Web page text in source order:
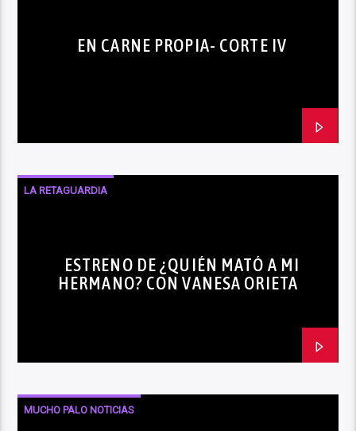
EN CARNE PROPIA- CORTE IV
LA RETAGUARDIA
ESTRENO DE ¿QUIÉN MATÓ A MI
HERMANO? CON VANESA ORIETA
MUCHO PALO NOTICIAS